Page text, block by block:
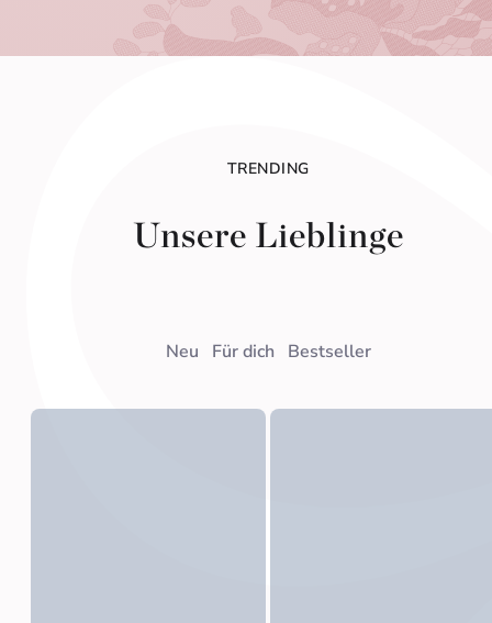
TRENDING
Unsere Lieblinge
Neu Für dich Bestseller